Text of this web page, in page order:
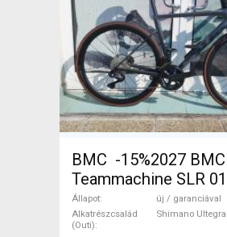
BMC -15%2027 BMC
Teammachine SLR
Ultegra Di2 Országúti
Shimano Ultegra Di2
Állapot
új / garanciával
Alkatrészcsalád
(Outi)
Shimano